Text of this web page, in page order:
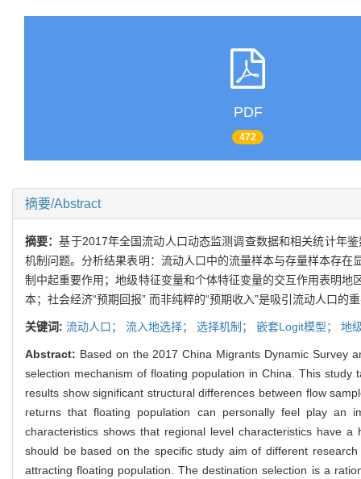
PDF
472
摘要/Abstract
摘要：基于2017年全国流动人口动态监测调查数据和相关统计年
机制问题。分析结果表明：流动人口中的流量样本与存量样本存
制中起重要作用；地级特征变量和个体特征变量的交互作用表明
本；社会经济“预期回报” 而非纯粹的“预期收入”是吸引流动人口
关键词: 流动人口； 流入地选择； 选择机制； 嵌套Logit模型； 地
Abstract: Based on the 2017 China Migrants Dynamic Survey
selection mechanism of floating population in China. This
results show significant structural differences between flow
returns that floating population can personally feel play an
characteristics shows that regional level characteristics have
should be based on the specific study aim of different
attracting floating population. The destination selection is a